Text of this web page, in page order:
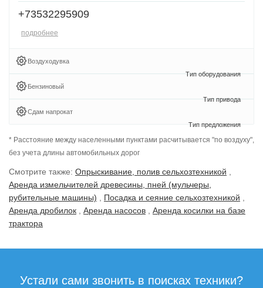
+73532295909
подробнее
Воздуходувка
Бензиновый
Сдам напрокат
* Расстояние между населенными пунктами расчитывается "по воздуху",
без учета длины автомобильных дорог
Смотрите также: Опрыскивание, полив сельхозтехникой ,
Аренда измельчителей древесины, пней (мульчеры,
рубительные машины) , Посадка и сеяние сельхозтехникой ,
Аренда дробилок , Аренда насосов , Аренда косилки на базе
трактора
Устали сами звонить в поисках техники?